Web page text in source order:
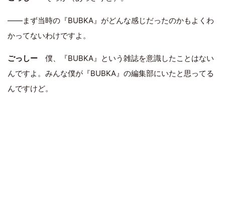
――まず当時の『BUBKA』がどんな感じだったのかもよくわ
かってないわけですよ。
ごっしー 僕、『BUBKA』という雑誌を意識したことはない
んですよ。みんな僕が『BUBKA』の編集部にいたと思ってる
んですけど。